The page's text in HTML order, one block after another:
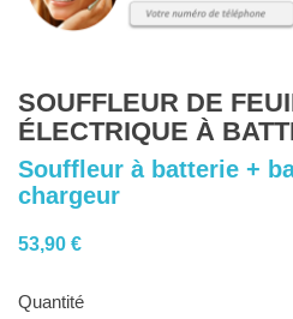
SOUFFLEUR DE
ÉLECTRIQUE À
Souffleur à batterie +
chargeur
53,90 €
Quantité